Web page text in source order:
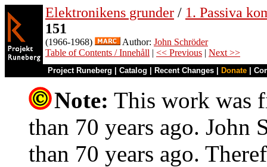
Elektronikens grunder / 1. Passiva
151
(1966-1968) Author: John Schröder
Table of Contents / Innehåll | << Previous | Next >>
Project Runeberg Catalog Recent Changes Donate
Note: This work was
than 70 years ago. John
than 70 years ago.